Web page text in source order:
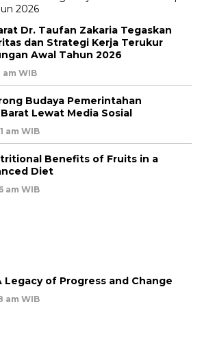
Dr. Taufan Zakaria Tegaskan
dan Strategi Kerja Terukur
Awal Tahun 2026
am WIB
Budaya Pemerintahan
Lewat Media Sosial
am WIB
Benefits of Fruits in a
Diet
am WIB
Legacy of Progress and Change
am WIB